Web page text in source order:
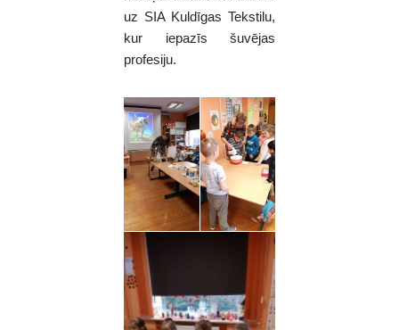
uz SIA Kuldīgas Tekstilu,
kur iepazīs šuvējas
profesiju.